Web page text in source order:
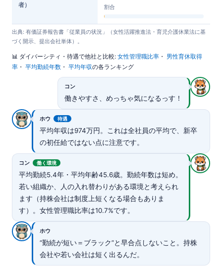
者）
割合
出典: 有価証券報告書「従業員の状況」（女性活躍推進法・育児介護休業法に基
づく開示、提出会社単体）。
📊 ダイバーシティ・待遇で他社と比較: 女性管理職比率 ・ 男性育休取得
率 ・ 平均勤続年数 ・ 平均年収の各ランキング
コン
働きやすさ、めっちゃ気になるっす！
ホウ 待遇
平均年収は974万円。これは全社員の平均で、新卒
の初任給ではない点に注意です。
コン 働く環境
平均勤続5.4年・平均年齢45.6歳。勤続年数は短め。
若い組織か、人の入れ替わりがある環境と考えられ
ます（持株会社は制度上短くなる場合もありま
す）。女性管理職比率は10.7%です。
ホウ
“勤続が短い＝ブラック”と早合点しないこと。持株
会社や若い会社は短く出るんだ。